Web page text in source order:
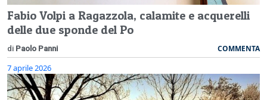
Fabio Volpi a Ragazzola, calamite e acquerelli
delle due sponde del Po
di Paolo Panni COMMENTA
7 aprile 2026